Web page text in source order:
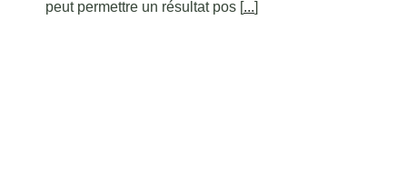
peut permettre un résultat pos [...]